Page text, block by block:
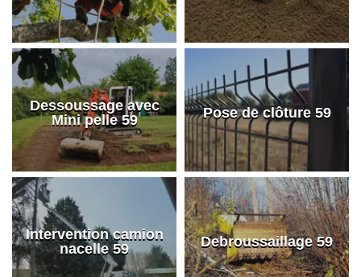
Dessoussage avec
Mini pelle 59
Pose de clôture 59
Intervention camion
nacelle 59
Debroussaillage 59